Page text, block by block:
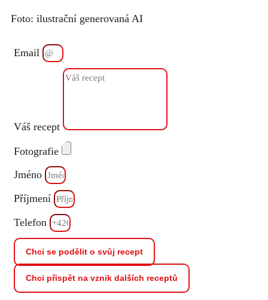
Foto: ilustrační generovaná AI
Email
Váš recept
Fotografie
Jméno
Příjmení
Telefon
Chci se podělit o svůj recept
Chci přispět na vznik dalších receptů